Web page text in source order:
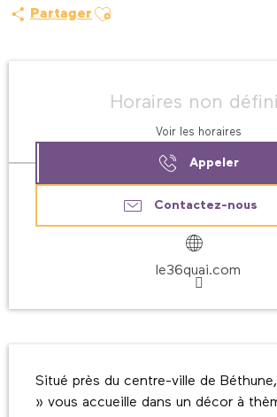
Partager Ajouter aux favoris
Horaires non
Voir les horaires
Appeler
Contactez-nous
le36quai.com
Situé près du centre-ville de
» vous accueille dans un décor à